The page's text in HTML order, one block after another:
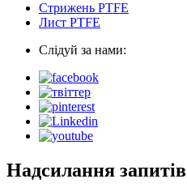
Стрижень PTFE
Лист PTFE
Слідуй за нами:
Надсилання запитів